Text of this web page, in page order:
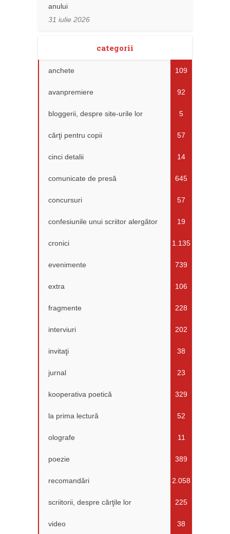
anului
31 iulie 2026
categorii
anchete 109
avanpremiere 92
bloggerii, despre site-urile lor 5
cărţi pentru copii 57
cinci detalii 14
comunicate de presă 645
concursuri 57
confesiunile unui scriitor alergător 19
cronici 1.135
evenimente 739
extra 106
fragmente 228
interviuri 202
invitaţi 38
jurnal 23
kooperativa poetică 329
la prima lectură 52
olografe 11
poezie 389
recomandări 2.058
scriitorii, despre cărţile lor 225
video 38